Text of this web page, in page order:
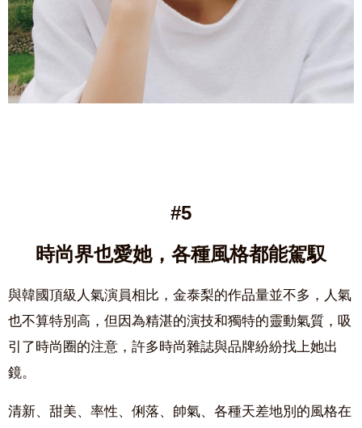
#5
時尚界也愛她，各種風格都能駕馭
與韓國頂級人氣演員相比，金泰梨的作品量並不多，人氣
也不算特別高，但因為精湛的演技和獨特的靈動氣質，吸
引了時尚圈的注意，許多時尚雜誌與品牌紛紛找上她出
鏡。
清新、甜美、率性、俐落、帥氣、各種天差地別的風格在